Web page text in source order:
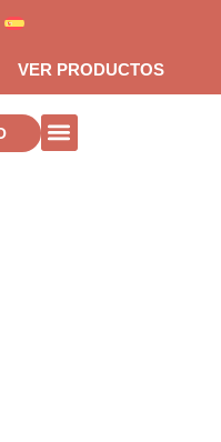
VER PRODUCTOS